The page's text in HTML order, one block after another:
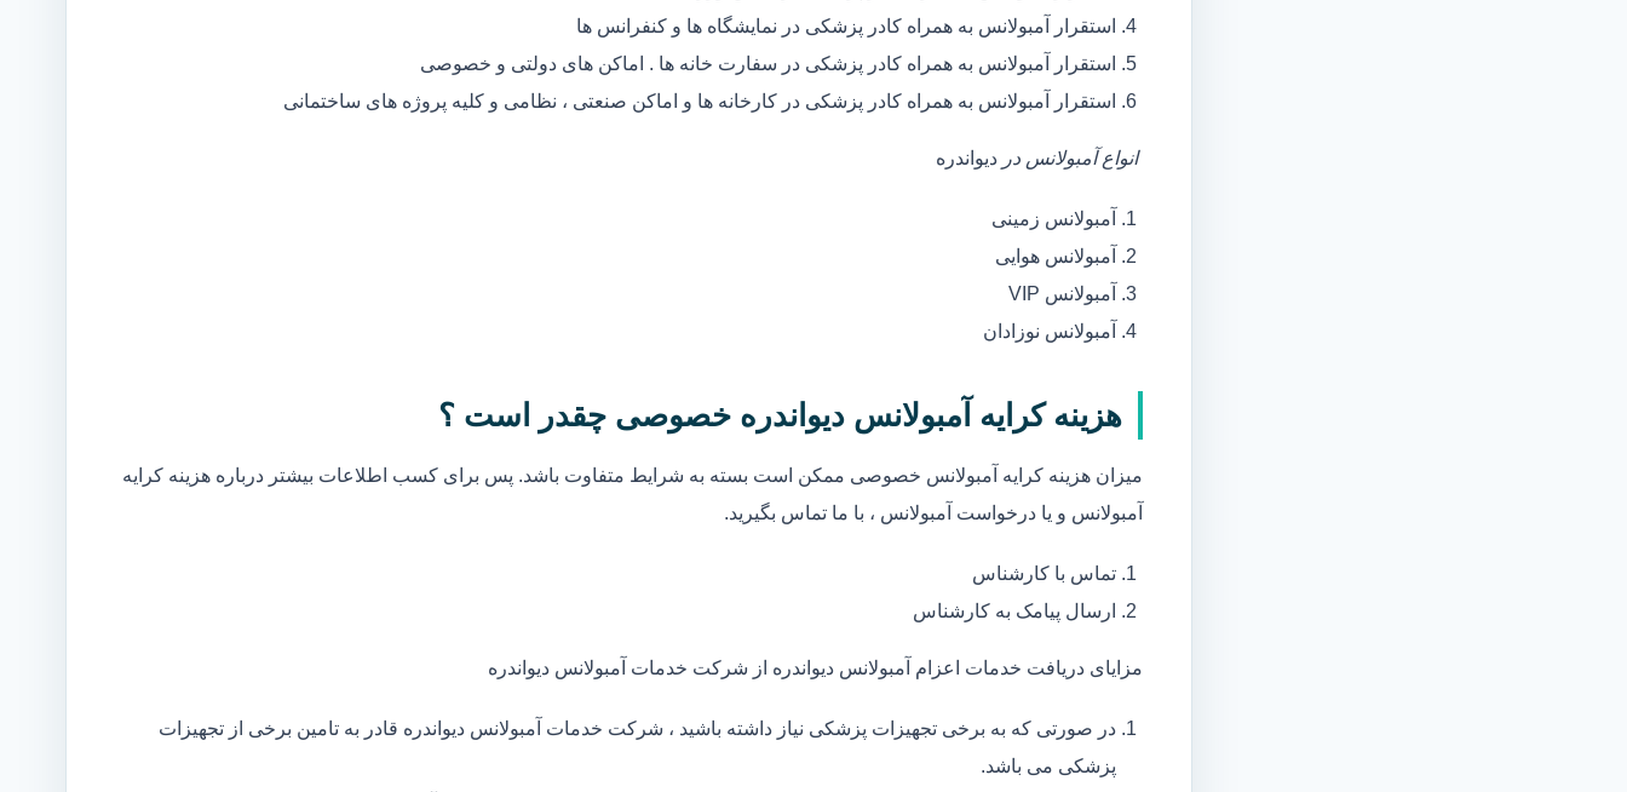
استقرار آمبولانس به همراه کادر پزشکی در نمایشگاه ها و کنفرانس ها
استقرار آمبولانس به همراه کادر پزشکی در سفارت خانه ها . اماکن های دولتی و خصوصی
استقرار آمبولانس به همراه کادر پزشکی در کارخانه ها و اماکن صنعتی ، نظامی و کلیه پروژه های ساختمانی
انواع آمبولانس در دیواندره
آمبولانس زمینی
آمبولانس هوایی
آمبولانس VIP
آمبولانس نوزادان
هزینه کرایه آمبولانس دیواندره خصوصی چقدر است ؟
میزان هزینه کرایه آمبولانس خصوصی ممکن است بسته به شرایط متفاوت باشد. پس برای کسب اطلاعات بیشتر درباره هزینه کرایه
آمبولانس و یا درخواست آمبولانس ، با ما تماس بگیرید.
تماس با کارشناس
ارسال پیامک به کارشناس
مزایای دریافت خدمات اعزام آمبولانس دیواندره از شرکت خدمات آمبولانس دیواندره
در صورتی که به برخی تجهیزات پزشکی نیاز داشته باشید ، شرکت خدمات آمبولانس دیواندره قادر به تامین برخی از تجهیزات
پزشکی می باشد.